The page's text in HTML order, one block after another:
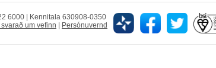
6000 | Kennitala 630908-0350
um vefinn Persónuvernd